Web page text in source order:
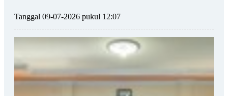
Tanggal 09-07-2026 pukul 12:07